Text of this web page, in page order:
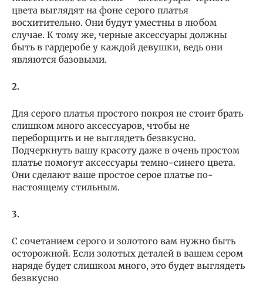
цвета выглядят на фоне серого платья
восхитительно. Они будут уместны в любом
случае. К тому же, черные аксессуары должны
быть в гардеробе у каждой девушки, ведь они
являются базовыми.
2.
Для серого платья простого покроя не стоит брать
слишком много аксессуаров, чтобы не
переборщить и не выглядеть безвкусно.
Подчеркнуть вашу красоту даже в очень простом
платье помогут аксессуары темно-синего цвета.
Они сделают ваше простое серое платье по-
настоящему стильным.
3.
С сочетанием серого и золотого вам нужно быть
осторожной. Если золотых деталей в вашем сером
наряде будет слишком много, это будет выглядеть
безвкусно